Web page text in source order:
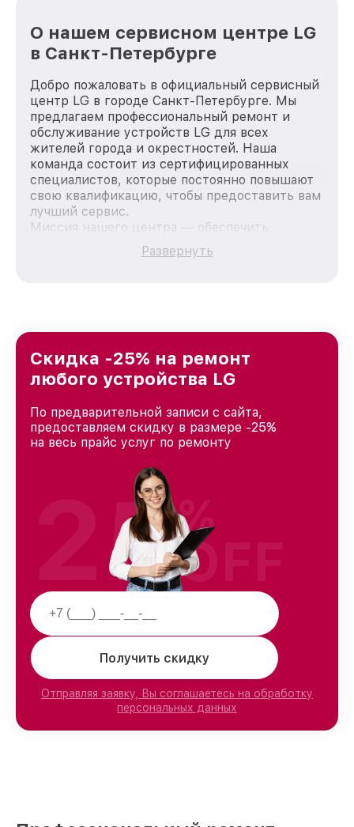
О нашем сервисном центре LG
в Санкт-Петербурге
Добро пожаловать в официальный сервисный
центр LG в городе Санкт-Петербурге. Мы
предлагаем профессиональный ремонт и
обслуживание устройств LG для всех
жителей города и окрестностей. Наша
команда состоит из сертифицированных
специалистов, которые постоянно повышают
свою квалификацию, чтобы предоставить вам
лучший сервис.
Миссия нашего центра — обеспечить
качественный и доступный ремонт для
каждого пользователя продукции LG, вне
Санкт-Петербурге, постоянно повышая
уровень доверия и лояльности наших
клиентов.
Развернуть
Скидка -25% на ремонт
любого устройства LG
По предварительной записи с сайта,
предоставляем скидку в размере -25%
на весь прайс услуг по ремонту
Получить скидку
Отправляя заявку, Вы соглашаетесь на обработку
персональных данных
25%
OFF